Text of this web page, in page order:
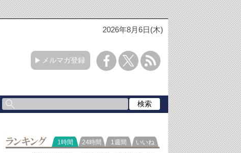
2026年8月6日(木)
メルマガ登録
ランキング
1時間 24時間 1週間 いいね